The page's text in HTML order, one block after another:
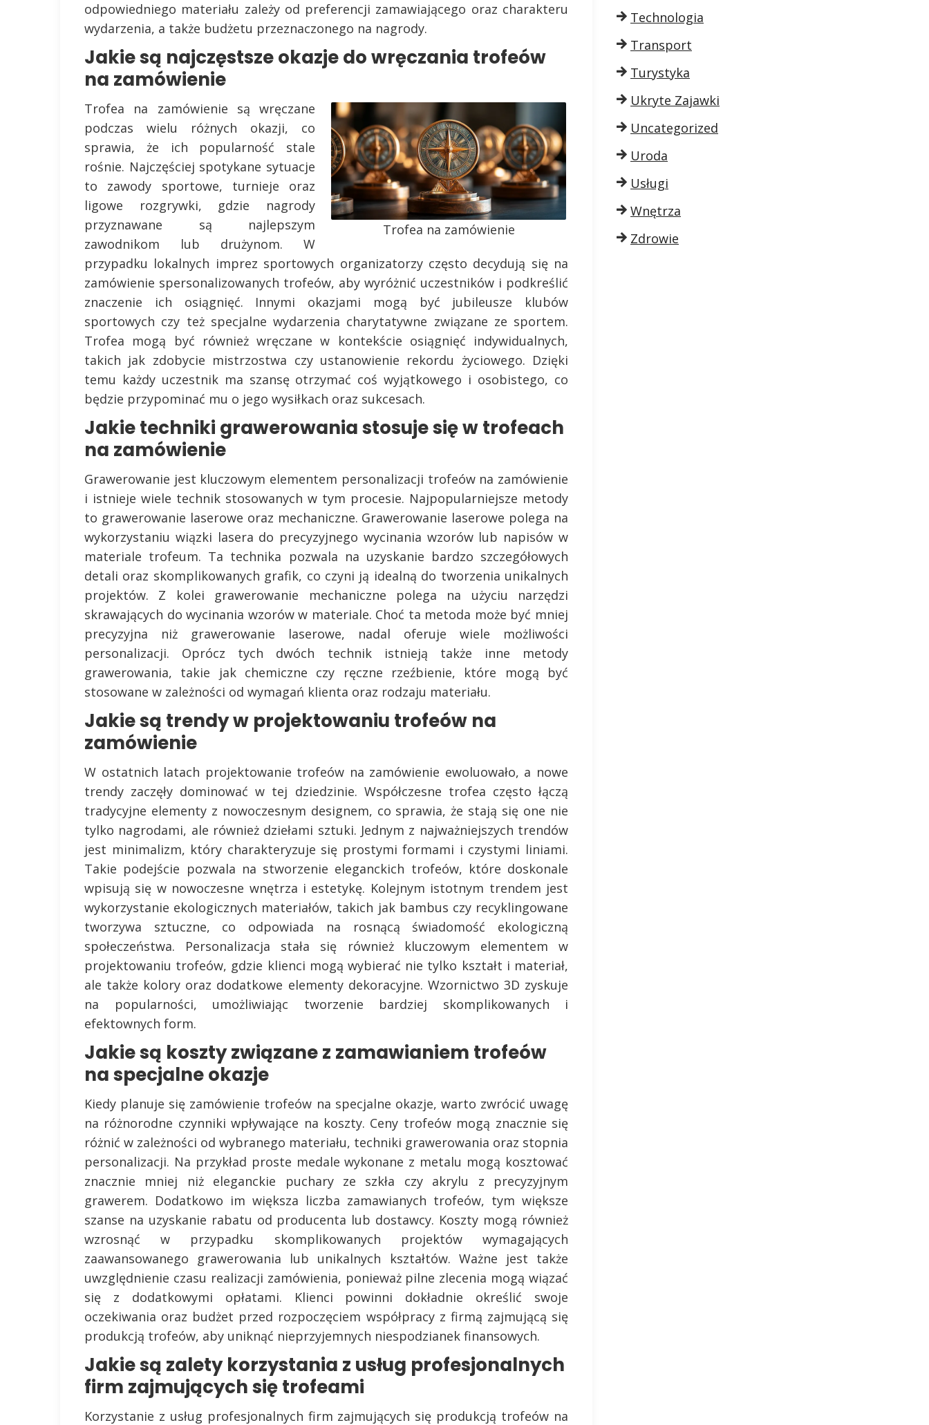
odpowiedniego materiału zależy od preferencji zamawiającego oraz charakteru
wydarzenia, a także budżetu przeznaczonego na nagrody.
Jakie są najczęstsze okazje do wręczania trofeów
na zamówienie
Trofea na zamówienie
Trofea na zamówienie są wręczane
podczas wielu różnych okazji, co
sprawia, że ich popularność stale
rośnie. Najczęściej spotykane sytuacje
to zawody sportowe, turnieje oraz
ligowe rozgrywki, gdzie nagrody
przyznawane są najlepszym
zawodnikom lub drużynom. W
przypadku lokalnych imprez sportowych organizatorzy często decydują się na
zamówienie spersonalizowanych trofeów, aby wyróżnić uczestników i podkreślić
znaczenie ich osiągnięć. Innymi okazjami mogą być jubileusze klubów
sportowych czy też specjalne wydarzenia charytatywne związane ze sportem.
Trofea mogą być również wręczane w kontekście osiągnięć indywidualnych,
takich jak zdobycie mistrzostwa czy ustanowienie rekordu życiowego. Dzięki
temu każdy uczestnik ma szansę otrzymać coś wyjątkowego i osobistego, co
będzie przypominać mu o jego wysiłkach oraz sukcesach.
Jakie techniki grawerowania stosuje się w trofeach
na zamówienie
Grawerowanie jest kluczowym elementem personalizacji trofeów na zamówienie
i istnieje wiele technik stosowanych w tym procesie. Najpopularniejsze metody
to grawerowanie laserowe oraz mechaniczne. Grawerowanie laserowe polega na
wykorzystaniu wiązki lasera do precyzyjnego wycinania wzorów lub napisów w
materiale trofeum. Ta technika pozwala na uzyskanie bardzo szczegółowych
detali oraz skomplikowanych grafik, co czyni ją idealną do tworzenia unikalnych
projektów. Z kolei grawerowanie mechaniczne polega na użyciu narzędzi
skrawających do wycinania wzorów w materiale. Choć ta metoda może być mniej
precyzyjna niż grawerowanie laserowe, nadal oferuje wiele możliwości
personalizacji. Oprócz tych dwóch technik istnieją także inne metody
grawerowania, takie jak chemiczne czy ręczne rzeźbienie, które mogą być
stosowane w zależności od wymagań klienta oraz rodzaju materiału.
Jakie są trendy w projektowaniu trofeów na
zamówienie
W ostatnich latach projektowanie trofeów na zamówienie ewoluowało, a nowe
trendy zaczęły dominować w tej dziedzinie. Współczesne trofea często łączą
tradycyjne elementy z nowoczesnym designem, co sprawia, że stają się one nie
tylko nagrodami, ale również dziełami sztuki. Jednym z najważniejszych trendów
jest minimalizm, który charakteryzuje się prostymi formami i czystymi liniami.
Takie podejście pozwala na stworzenie eleganckich trofeów, które doskonale
wpisują się w nowoczesne wnętrza i estetykę. Kolejnym istotnym trendem jest
wykorzystanie ekologicznych materiałów, takich jak bambus czy recyklingowane
tworzywa sztuczne, co odpowiada na rosnącą świadomość ekologiczną
społeczeństwa. Personalizacja stała się również kluczowym elementem w
projektowaniu trofeów, gdzie klienci mogą wybierać nie tylko kształt i materiał,
ale także kolory oraz dodatkowe elementy dekoracyjne. Wzornictwo 3D zyskuje
na popularności, umożliwiając tworzenie bardziej skomplikowanych i
efektownych form.
Jakie są koszty związane z zamawianiem trofeów
na specjalne okazje
Kiedy planuje się zamówienie trofeów na specjalne okazje, warto zwrócić uwagę
na różnorodne czynniki wpływające na koszty. Ceny trofeów mogą znacznie się
różnić w zależności od wybranego materiału, techniki grawerowania oraz stopnia
personalizacji. Na przykład proste medale wykonane z metalu mogą kosztować
znacznie mniej niż eleganckie puchary ze szkła czy akrylu z precyzyjnym
grawerem. Dodatkowo im większa liczba zamawianych trofeów, tym większe
szanse na uzyskanie rabatu od producenta lub dostawcy. Koszty mogą również
wzrosnąć w przypadku skomplikowanych projektów wymagających
zaawansowanego grawerowania lub unikalnych kształtów. Ważne jest także
uwzględnienie czasu realizacji zamówienia, ponieważ pilne zlecenia mogą wiązać
się z dodatkowymi opłatami. Klienci powinni dokładnie określić swoje
oczekiwania oraz budżet przed rozpoczęciem współpracy z firmą zajmującą się
produkcją trofeów, aby uniknąć nieprzyjemnych niespodzianek finansowych.
Jakie są zalety korzystania z usług profesjonalnych
firm zajmujących się trofeami
Korzystanie z usług profesjonalnych firm zajmujących się produkcją trofeów na
Technologia
Transport
Turystyka
Ukryte Zajawki
Uncategorized
Uroda
Usługi
Wnętrza
Zdrowie